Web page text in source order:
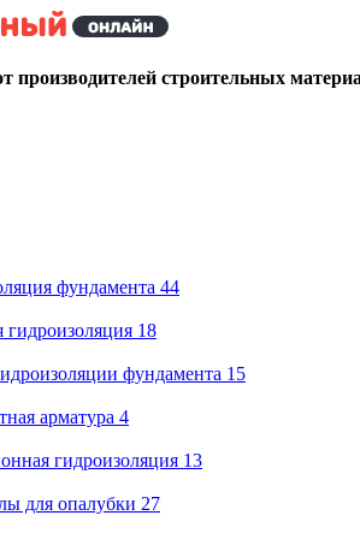
производителей строительных
фундамента 44
гидроизоляция 18
фундамента 15
арматура 4
гидроизоляция 13
для опалубки 27